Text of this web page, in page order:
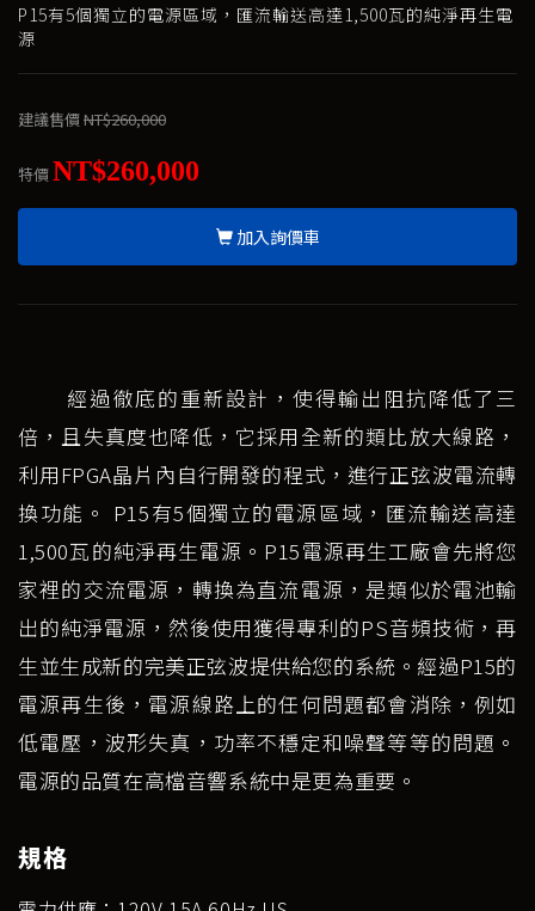
P15有5個獨立的電源區域，匯流輸送高達1,500瓦的純淨再生電
源
建議售價NT$260,000
特價NT$260,000
加入詢價車
經過徹底的重新設計，使得輸出阻抗降低了三
倍，且失真度也降低，它採用全新的類比放大線路，
利用FPGA晶片內自行開發的程式，進行正弦波電流轉
換功能。 P15有5個獨立的電源區域，匯流輸送高達
1,500瓦的純淨再生電源。P15電源再生工廠會先將您
家裡的交流電源，轉換為直流電源，是類似於電池輸
出的純淨電源，然後使用獲得專利的PS音頻技術，再
生並生成新的完美正弦波提供給您的系統。經過P15的
電源再生後，電源線路上的任何問題都會消除，例如
低電壓，波形失真，功率不穩定和噪聲等等的問題。
電源的品質在高檔音響系統中是更為重要。
規格